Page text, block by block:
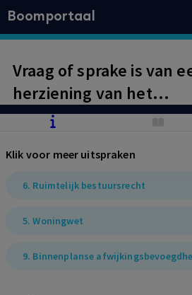
Boomportaal
Vraag of sprake is van
herziening van het
bestemmingsplan of
Klik voor meer uitspraken
6. Ruimtelijk bestuursrecht
5. Woningwet
9. Binnenplanse